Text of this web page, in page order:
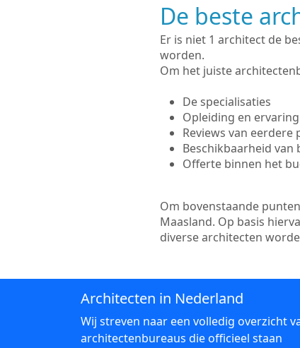
De beste
Er is niet 1 architect de
worden.
Om het juiste
De specialisaties
Opleiding en ervaring
Reviews van eerdere
Beschikbaarheid
Offerte binnen het
Om bovenstaande
Maasland. Op basis
diverse architecten
Architecten in Nederland
Wij streven naar een volledig overzicht
architectenbureaus die officieel staan